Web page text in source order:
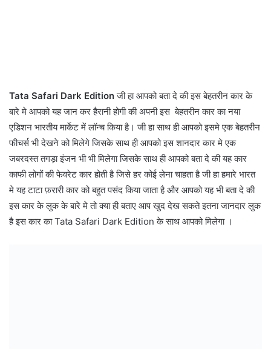
Tata Safari Dark Editionजी हा आपको बता दे की इस बेहतरीन कार के
बारे मे आपको यह जान कर हैरानी होगी की अपनी इस बेहतरीन कार का नया
एडिशन भारतीय मार्केट में लॉन्च किया है। जी हा साथ ही आपको इसमे एक बेहतरीन
फीचर्स भी देखने को मिलेगे जिसके साथ ही आपको इस शानदार कार मे एक
जबरदस्त तगड़ा इंजन भी भी मिलेगा जिसके साथ ही आपको बता दे की यह कार
काफी लोगों की फेवरेट कार होती है जिसे हर कोई लेना चाहता है जी हा हमारे भारत
मे यह टाटा फ़रारी कार को बहुत पसंद किया जाता है और आपको यह भी बता दे की
इस कार के लुक के बारे मे तो क्या ही बताए आप खुद देख सकते इतना जानदार लुक
है इस कार का Tata Safari Dark Edition के साथ आपको मिलेगा ।